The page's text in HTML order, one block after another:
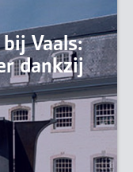
Vaals:
dankzij